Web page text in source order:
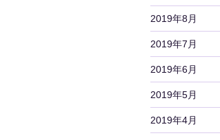
2019年8月
2019年7月
2019年6月
2019年5月
2019年4月